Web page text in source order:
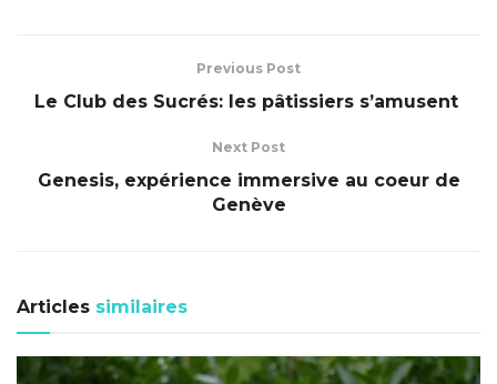
Previous Post
Le Club des Sucrés: les pâtissiers s’amusent
Next Post
Genesis, expérience immersive au coeur de
Genève
Articles similaires